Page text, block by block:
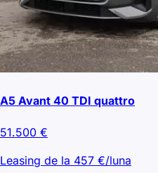
A5 Avant 40 TDI quattro
51.500 €
Leasing de la 457 €/luna